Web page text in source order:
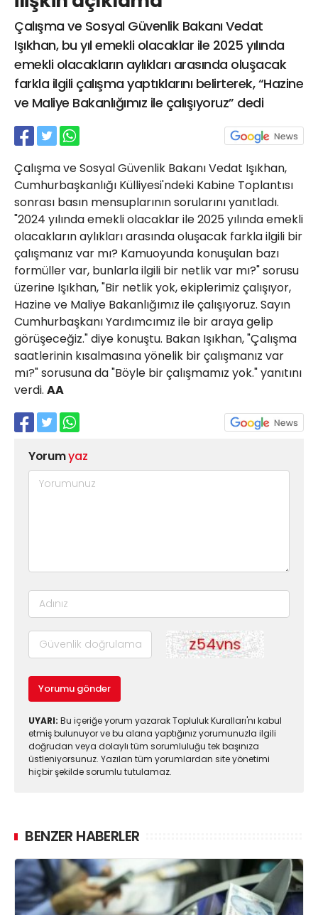
Çalışma ve Sosyal Güvenlik Bakanı Vedat
Işıkhan, bu yıl emekli olacaklar ile 2025 yılında
emekli olacakların aylıkları arasında oluşacak
farkla ilgili çalışma yaptıklarını belirterek, “Hazine
ve Maliye Bakanlığımız ile çalışıyoruz” dedi
Çalışma ve Sosyal Güvenlik Bakanı Vedat Işıkhan,
Cumhurbaşkanlığı Külliyesi'ndeki Kabine Toplantısı
sonrası basın mensuplarının sorularını yanıtladı.
"2024 yılında emekli olacaklar ile 2025 yılında emekli
olacakların aylıkları arasında oluşacak farkla ilgili bir
çalışmanız var mı? Kamuoyunda konuşulan bazı
formüller var, bunlarla ilgili bir netlik var mı?" sorusu
üzerine Işıkhan, "Bir netlik yok, ekiplerimiz çalışıyor,
Hazine ve Maliye Bakanlığımız ile çalışıyoruz. Sayın
Cumhurbaşkanı Yardımcımız ile bir araya gelip
görüşeceğiz." diye konuştu. Bakan Işıkhan, "Çalışma
saatlerinin kısalmasına yönelik bir çalışmanız var
mı?" sorusuna da "Böyle bir çalışmamız yok." yanıtını
verdi. AA
Yorumyaz
Yorumu gönder
UYARI: Bu içeriğe yorum yazarak Topluluk Kuralları'nı kabul
etmiş bulunuyor ve bu alana yaptığınız yorumunuzla ilgili
doğrudan veya dolaylı tüm sorumluluğu tek başınıza
üstleniyorsunuz. Yazılan tüm yorumlardan site yönetimi
hiçbir şekilde sorumlu tutulamaz.
BENZER HABERLER
21 Gölcük
02624132333
haber@golcukpostasi.com